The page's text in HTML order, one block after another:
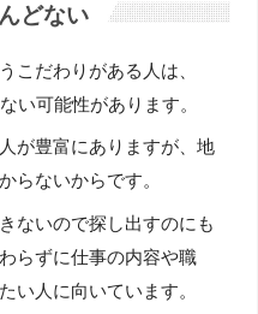
どない
こだわりがある人は、
い可能性があります。
が豊富にありますが、地
らないからです。
ないので探し出すのにも
らずに仕事の内容や職
い人に向いています。